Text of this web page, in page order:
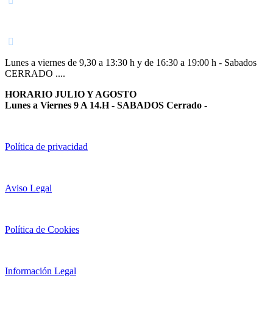
Lunes a viernes de 9,30 a 13:30 h y de 16:30 a 19:00 h - Sabados
CERRADO ....
HORARIO JULIO Y AGOSTO
Lunes a Viernes 9 A 14.H - SABADOS Cerrado -
Política de privacidad
Aviso Legal
Política de Cookies
Información Legal